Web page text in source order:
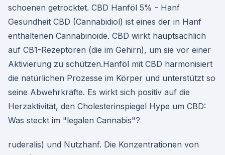
schoenen getrocktet. CBD Hanföl 5% - Hanf
Gesundheit CBD (Cannabidiol) ist eines der in Hanf
enthaltenen Cannabinoide. CBD wirkt hauptsächlich
auf CB1-Rezeptoren (die im Gehirn), um sie vor einer
Aktivierung zu schützen.Hanföl mit CBD harmonisiert
die natürlichen Prozesse im Körper und unterstützt so
seine Abwehrkräfte. Es wirkt sich positiv auf die
Herzaktivität, den Cholesterinspiegel Hype um CBD:
Was steckt im "legalen Cannabis"?
ruderalis) und Nutzhanf. Die Konzentrationen von